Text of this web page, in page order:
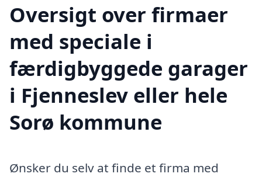
Oversigt over firmaer
med speciale i
færdigbyggede garager
i Fjenneslev eller hele
Sorø kommune
Ønsker du selv at finde et firma med